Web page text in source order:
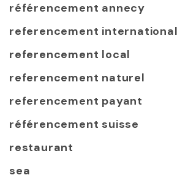
référencement annecy
referencement international
referencement local
referencement naturel
referencement payant
référencement suisse
restaurant
sea